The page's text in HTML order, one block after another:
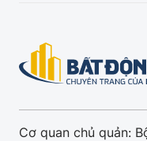
Cơ quan chủ quản: